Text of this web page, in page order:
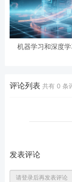
机器学习和深度
评论列表 共有 0 条
发表评论